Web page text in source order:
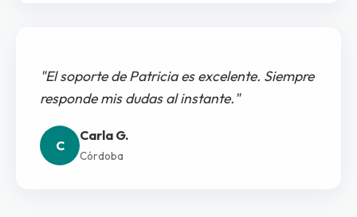
"El soporte de Patricia es excelente. Siempre
responde mis dudas al instante."
C
Carla G.
Córdoba